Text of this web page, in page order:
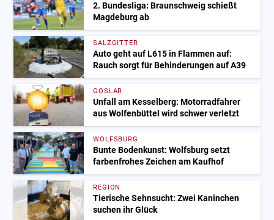
2. Bundesliga: Braunschweig schießt
Magdeburg ab
SALZGITTER
Auto geht auf L615 in Flammen auf:
Rauch sorgt für Behinderungen auf A39
GOSLAR
Unfall am Kesselberg: Motorradfahrer
aus Wolfenbüttel wird schwer verletzt
WOLFSBURG
Bunte Bodenkunst: Wolfsburg setzt
farbenfrohes Zeichen am Kaufhof
REGION
Tierische Sehnsucht: Zwei Kaninchen
suchen ihr Glück